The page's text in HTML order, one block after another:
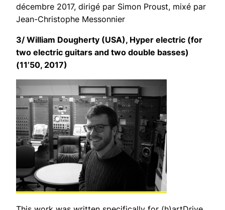
décembre 2017, dirigé par Simon Proust, mixé par
Jean-Christophe Messonnier
3/ William Dougherty (USA), Hyper electric (for
two electric guitars and two double basses)
(11’50, 2017)